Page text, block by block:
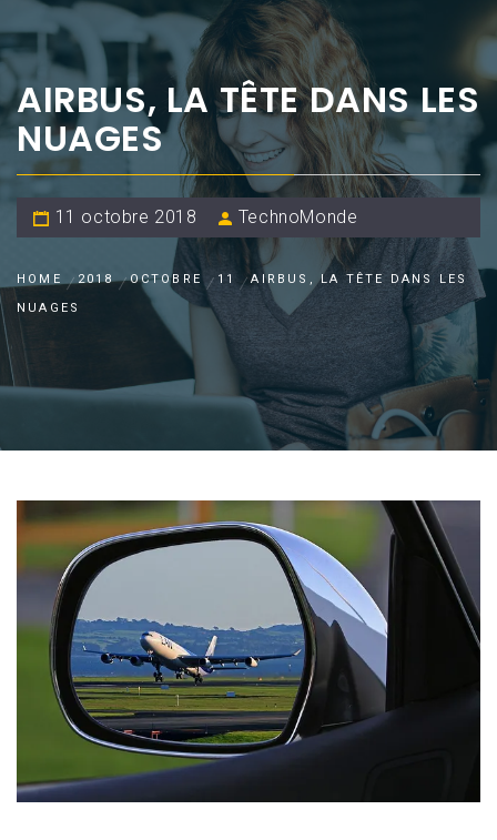
AIRBUS, LA TÊTE DANS LES
NUAGES
11 octobre 2018 TechnoMonde
HOME 2018 OCTOBRE 11
AIRBUS, LA TÊTE DANS LES
NUAGES